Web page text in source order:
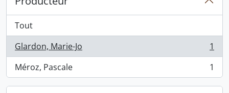
Tout
Glardon, Marie-Jo
, 1 résultats
1
Méroz, Pascale
, 1 résultats 1